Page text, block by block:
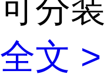
可分
全文 >